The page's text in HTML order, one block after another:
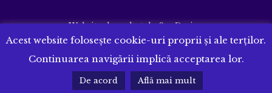
Website dezvoltat deSenDesign
Acest website folosește cookie-uri proprii și ale terților.
Continuarea navigării implică acceptarea lor.
De acord Află mai mult